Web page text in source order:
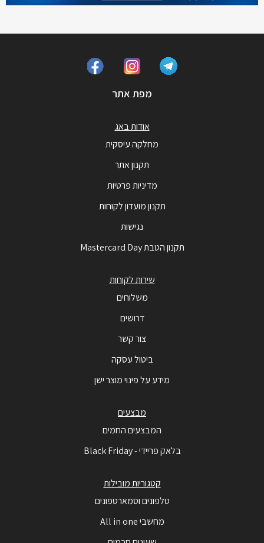
מפת אתר
אודות באג
מחלקה עיסקית
תקנון אתר
מדיניות פרטיות
תקנון מועדון לקוחות
נגישות
תקנון הטבת Mastercard Day
שירות לקוחות
משלוחים
דרושים
צור קשר
ביטול עסקה
מידע על פינוי מוצר ישן
מבצעים
המבצעים החמים
בלאק פריידי - Black Friday
קטגוריות מובילות
טלפונים וסמארטפונים
מחשבי All in one